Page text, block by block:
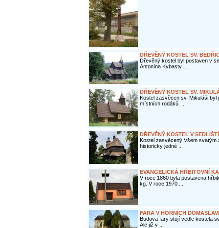
DŘEVĚNÝ KOSTEL SV.
Dřevěný kostel byl postaven v
Antonína Kybasty ...
DŘEVĚNÝ KOSTEL SV.
Kostel zasvěcen sv. Mikuláši
místních rodáků. ...
DŘEVĚNÝ KOSTEL V
Kostel zasvěcený Všem svatým
historicky jedné ...
EVANGELICKÁ HŘBITOVNÍ
V roce 1860 byla postavena
kg. V roce 1970 ...
FARA V HORNÍCH
Budova fary stojí vedle kostela
Ale již v ...